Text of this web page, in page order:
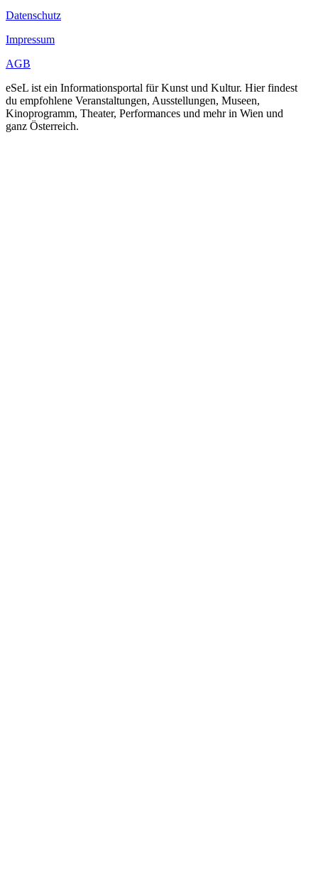
Datenschutz
Impressum
AGB
eSeL ist ein Informationsportal für Kunst und Kultur. Hier findest
du empfohlene Veranstaltungen, Ausstellungen, Museen,
Kinoprogramm, Theater, Performances und mehr in Wien und
ganz Österreich.